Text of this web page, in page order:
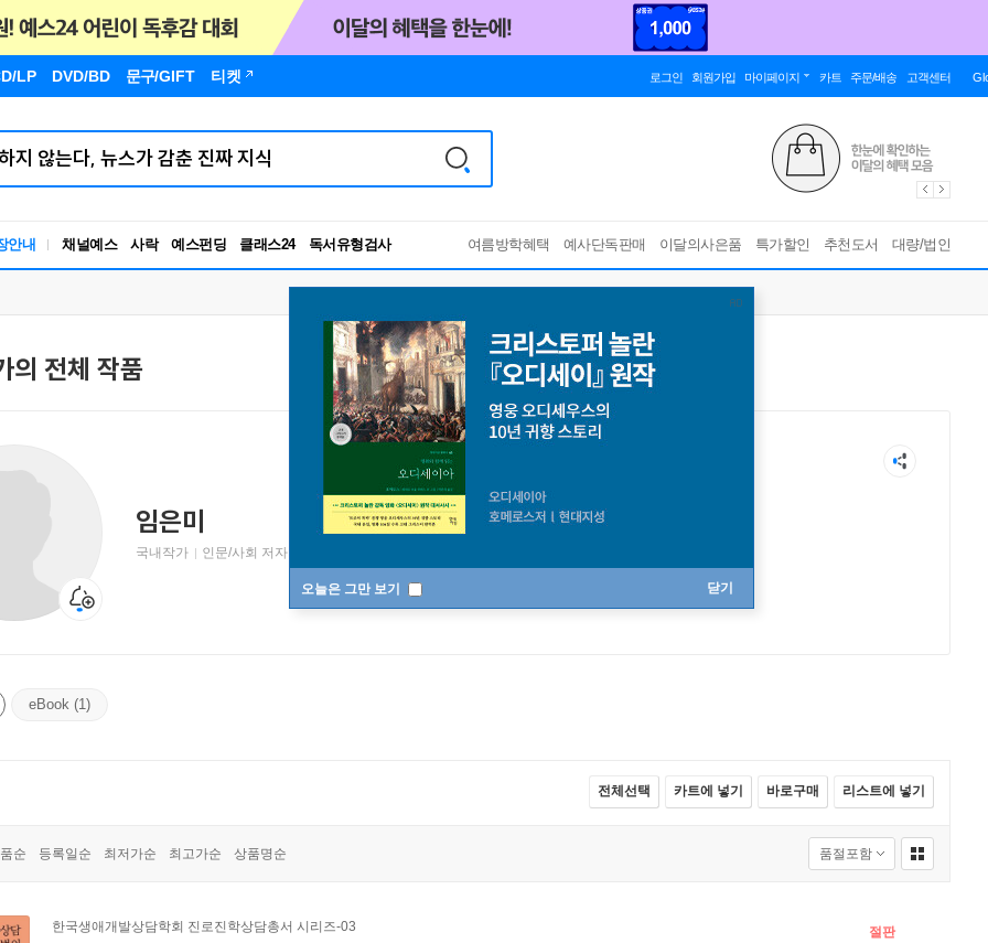
LP DVD/BD 문구/GIFT 티켓 로그인 회원가입 마이페이지 카트 주문/배송 고객센터
안내 채널예스 사락 예스펀딩 클래스24
RBTI Lab
독서유형검사
여름방학혜택 예사단독판매 이달의사은품 특가할인 추천도서 대량/법인
오늘은 그만 보기 닫기
의 전체 작품
임은미
국내작가 인문/사회 저자
eBook (1)
전체선택 카트에 넣기 바로구매 리스트에 넣기
순 등록일순 최저가순 최고가순 상품명순
한국생애개발상담학회 진로진학상담총서 시리즈-03
절판